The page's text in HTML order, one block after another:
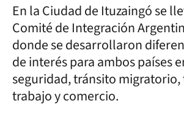
En la Ciudad de Ituzaingó se
Comité de Integración
donde se desarrollaron
de interés para ambos países
seguridad, tránsito
trabajo y comercio.